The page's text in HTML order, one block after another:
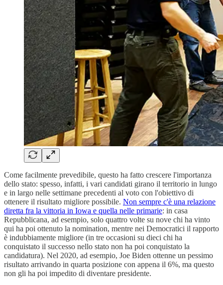
Come facilmente prevedibile, questo ha fatto crescere l'importanza
dello stato: spesso, infatti, i vari candidati girano il territorio in lungo
e in largo nelle settimane precedenti al voto con l'obiettivo di
ottenere il risultato migliore possibile. Non sempre c'è una relazione
diretta fra la vittoria in Iowa e quella nelle primarie: in casa
Repubblicana, ad esempio, solo quattro volte su nove chi ha vinto
qui ha poi ottenuto la nomination, mentre nei Democratici il rapporto
è indubbiamente migliore (in tre occasioni su dieci chi ha
conquistato il successo nello stato non ha poi conquistato la
candidatura). Nel 2020, ad esempio, Joe Biden ottenne un pessimo
risultato arrivando in quarta posizione con appena il 6%, ma questo
non gli ha poi impedito di diventare presidente.